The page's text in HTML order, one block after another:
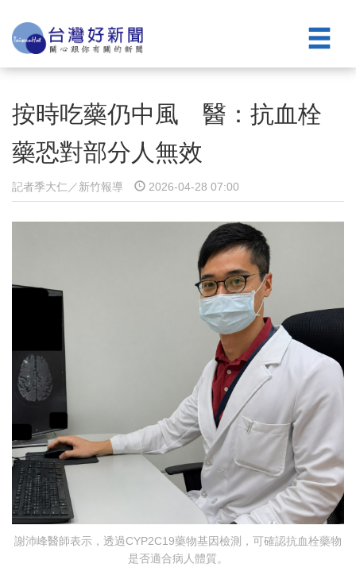
按時吃藥仍中風 醫：抗血栓
藥恐對部分人無效
記者季大仁／新竹報導 2026-04-28 07:00
謝沛峰醫師表示，透過CYP2C19藥物基因檢測，可確認抗血栓藥物
是否適合病人體質。